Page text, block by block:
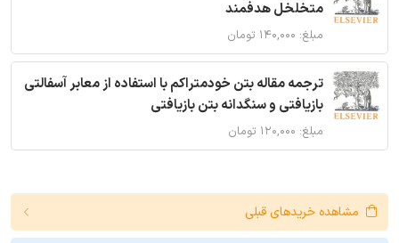
متخلخل هدفمند
مبلغ: ۱۴۰,۰۰۰ تومان
ترجمه مقاله بتن خودمتراکم با استفاده از معابر آسفالتی
بازیافتی و سنگدانه بتن بازیافتی
مبلغ: ۱۲۰,۰۰۰ تومان
مشاهده خریدهای قبلی